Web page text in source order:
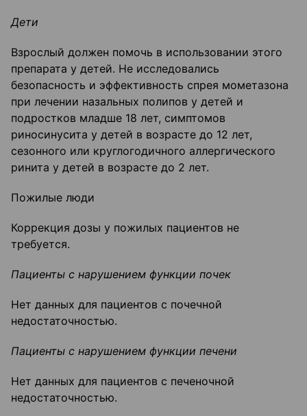
Дети
Взрослый должен помочь в использовании этого
препарата у детей. Не исследовались
безопасность и эффективность спрея мометазона
при лечении назальных полипов у детей и
подростков младше 18 лет, симптомов
риносинусита у детей в возрасте до 12 лет,
сезонного или круглогодичного аллергического
ринита у детей в возрасте до 2 лет.
Пожилые люди
Коррекция дозы у пожилых пациентов не
требуется.
Пациенты с нарушением функции почек
Нет данных для пациентов с почечной
недостаточностью.
Пациенты с нарушением функции печени
Нет данных для пациентов с печеночной
недостаточностью.